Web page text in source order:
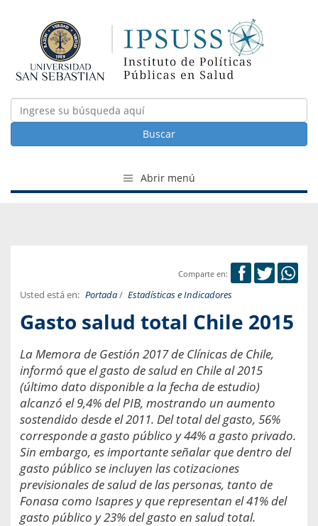
Buscar
Abrir menú
Comparte en:
Usted está en: Portada/ Estadísticas e Indicadores
Gasto salud total Chile 2015
La Memora de Gestión 2017 de Clínicas de Chile,
informó que el gasto de salud en Chile al 2015
(último dato disponible a la fecha de estudio)
alcanzó el 9,4% del PIB, mostrando un aumento
sostendido desde el 2011. Del total del gasto, 56%
corresponde a gasto público y 44% a gasto privado.
Sin embargo, es importante señalar que dentro del
gasto público se incluyen las cotizaciones
previsionales de salud de las personas, tanto de
Fonasa como Isapres y que representan el 41% del
gasto público y 23% del gasto en salud total.